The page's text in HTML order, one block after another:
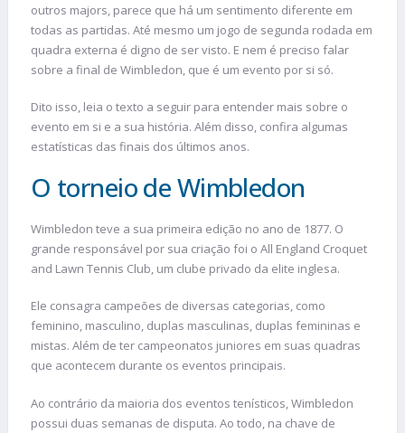
outros majors, parece que há um sentimento diferente em
todas as partidas. Até mesmo um jogo de segunda rodada em
quadra externa é digno de ser visto. E nem é preciso falar
sobre a final de Wimbledon, que é um evento por si só.
Dito isso, leia o texto a seguir para entender mais sobre o
evento em si e a sua história. Além disso, confira algumas
estatísticas das finais dos últimos anos.
O torneio de Wimbledon
Wimbledon teve a sua primeira edição no ano de 1877. O
grande responsável por sua criação foi o All England Croquet
and Lawn Tennis Club, um clube privado da elite inglesa.
Ele consagra campeões de diversas categorias, como
feminino, masculino, duplas masculinas, duplas femininas e
mistas. Além de ter campeonatos juniores em suas quadras
que acontecem durante os eventos principais.
Ao contrário da maioria dos eventos tenísticos, Wimbledon
possui duas semanas de disputa. Ao todo, na chave de